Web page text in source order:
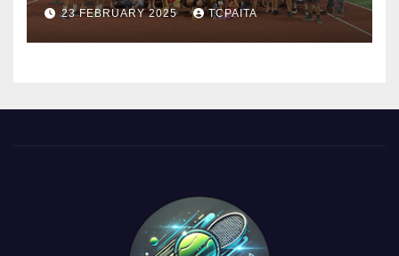
23 FEBRUARY 2025 TCPAITA